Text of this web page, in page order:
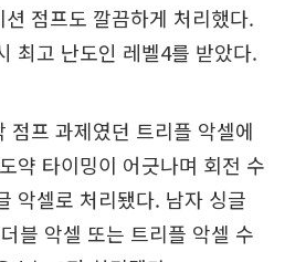
점프도 깔끔하게 처리했다.
최고 난도인 레벨4를 받았다.
점프 과제였던 트리플 악셀에
약 타이밍이 어긋나며 회전 수
악셀로 처리됐다. 남자 싱글
블 악셀 또는 트리플 악셀 수